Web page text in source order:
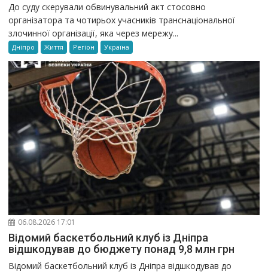
До суду скерували обвинувальний акт стосовно
організатора та чотирьох учасників транснаціональної
злочинної організації, яка через мережу...
Дніпро Життя Регіон Україна
06.08.2026 17:01
Відомий баскетбольний клуб із Дніпра
відшкодував до бюджету понад 9,8 млн грн
Відомий баскетбольний клуб із Дніпра відшкодував до